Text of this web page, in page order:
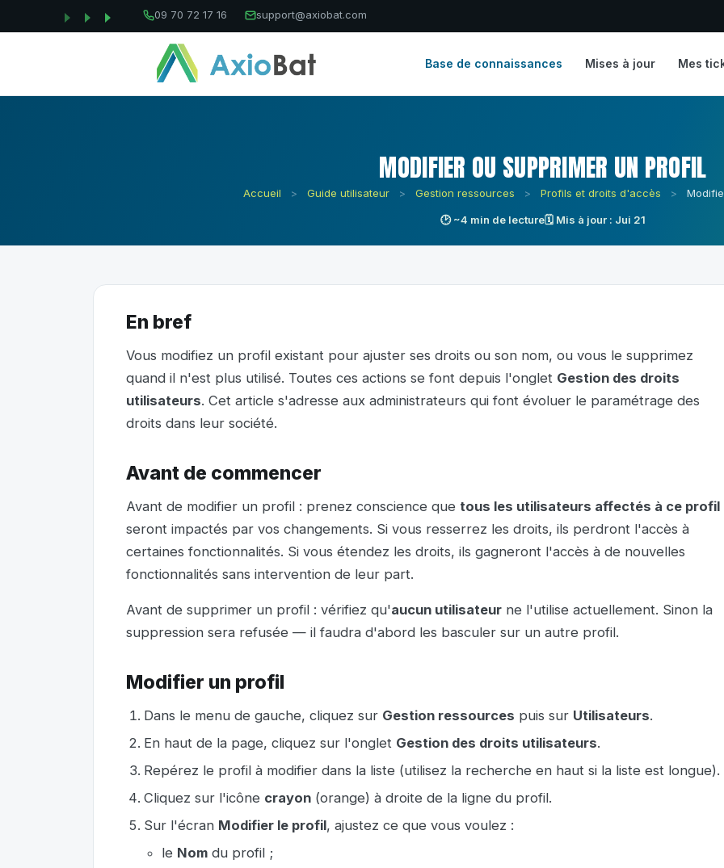
09 70 72 17 16 support@axiobat.com
Base de connaissances Mises à jour Mes
MODIFIER OU SUPPRIMER UN PROFIL
Accueil > Guide utilisateur > Gestion ressources > Profils et droits d'accès >
🕑 ~4 min de lecture🗓 Mis à jour : Jui 21
En bref
Vous modifiez un profil existant pour ajuster ses droits ou son nom, ou vous le supprimez
quand il n'est plus utilisé. Toutes ces actions se font depuis l'onglet Gestion des droits
utilisateurs. Cet article s'adresse aux administrateurs qui font évoluer le paramétrage des
droits dans leur société.
Avant de commencer
Avant de modifier un profil : prenez conscience que tous les utilisateurs affectés à ce profil
seront impactés par vos changements. Si vous resserrez les droits, ils perdront l'accès à
certaines fonctionnalités. Si vous étendez les droits, ils gagneront l'accès à de nouvelles
fonctionnalités sans intervention de leur part.
Avant de supprimer un profil : vérifiez qu'aucun utilisateur ne l'utilise actuellement. Sinon la
suppression sera refusée — il faudra d'abord les basculer sur un autre profil.
Modifier un profil
Dans le menu de gauche, cliquez sur Gestion ressources puis sur Utilisateurs.
En haut de la page, cliquez sur l'onglet Gestion des droits utilisateurs.
Repérez le profil à modifier dans la liste (utilisez la recherche en haut si la liste est longue).
Cliquez sur l'icône crayon (orange) à droite de la ligne du profil.
Sur l'écran Modifier le profil, ajustez ce que vous voulez :
le Nom du profil ;